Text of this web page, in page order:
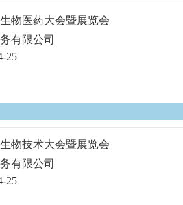
物医药大会暨展览会
有限公司
25
物技术大会暨展览会
有限公司
25